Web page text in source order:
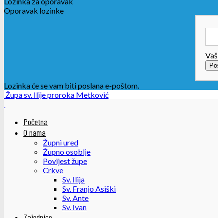
Oporavak lozinke
Lozinka će se vam biti poslana e-poštom.
Župa sv. Ilije proroka Metković
Početna
O nama
Župni ured
Župno osoblje
Povijest župe
Crkve
Sv. Ilija
Sv. Franjo Asiški
Sv. Ante
Sv. Ivan